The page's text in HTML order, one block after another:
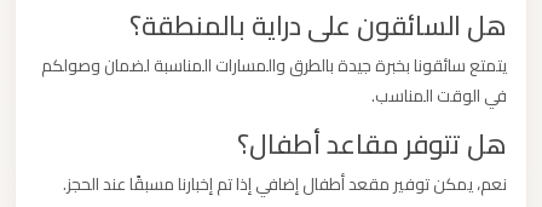
هل السائقون على دراية بالمنطقة؟
يتمتع سائقونا بخبرة جيدة بالطرق والمسارات المناسبة لضمان وصولكم
في الوقت المناسب.
هل تتوفر مقاعد أطفال؟
نعم، يمكن توفير مقعد أطفال إضافي إذا تم إخبارنا مسبقًا عند الحجز.